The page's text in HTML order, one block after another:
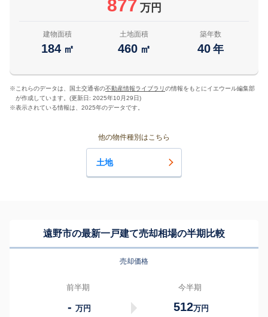
877 万円
建物面積
184 ㎡
土地面積
460 ㎡
築年数
40 年
※ これらのデータは、国土交通省の不動産情報ライブラリの情報をもとにイエウール編集部
が作成しています。(更新日: 2025年10月29日)
※表示されている情報は、2025年のデータです。
他の物件種別はこちら
土地
遠野市の最新一戸建て売却相場の半期比較
売却価格
前半期
-万円
今半期
512万円